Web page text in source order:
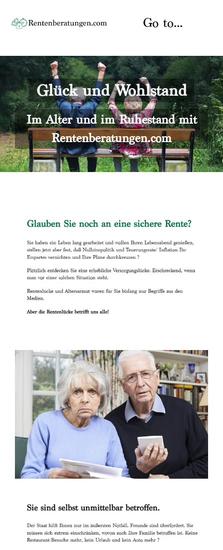
content
Go to...
Startseite
Rente
Rentenberater
Rentenversicherung
Versicherungsberatung
Über uns
Kontakt
Glück und Wohlstand
Im Alter und im Ruhestand mit
Rentenberatungen.com